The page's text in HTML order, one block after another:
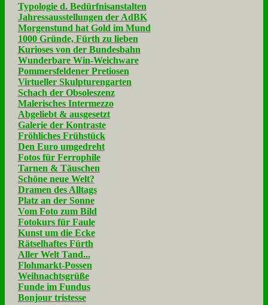
Typologie d. Bedürfnisanstalten
Jahressausstellungen der AdBK
Morgenstund hat Gold im Mund
1000 Gründe, Fürth zu lieben
Kurioses von der Bundesbahn
Wunderbare Win-Weichware
Pommersfeldener Pretiosen
Virtueller Skulpturengarten
Schach der Obsoleszenz
Malerisches Intermezzo
Abgeliebt & ausgesetzt
Galerie der Kontraste
Fröhliches Frühstück
Den Euro umgedreht
Fotos für Ferrophile
Tarnen & Täuschen
Schöne neue Welt?
Dramen des Alltags
Platz an der Sonne
Vom Foto zum Bild
Fotokurs für Faule
Kunst um die Ecke
Rätselhaftes Fürth
Aller Welt Tand...
Flohmarkt-Possen
Weihnachtsgrüße
Funde im Fundus
Bonjour tristesse